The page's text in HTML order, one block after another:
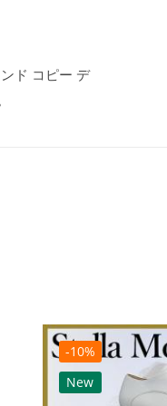
ド コピー デ
-10%
New